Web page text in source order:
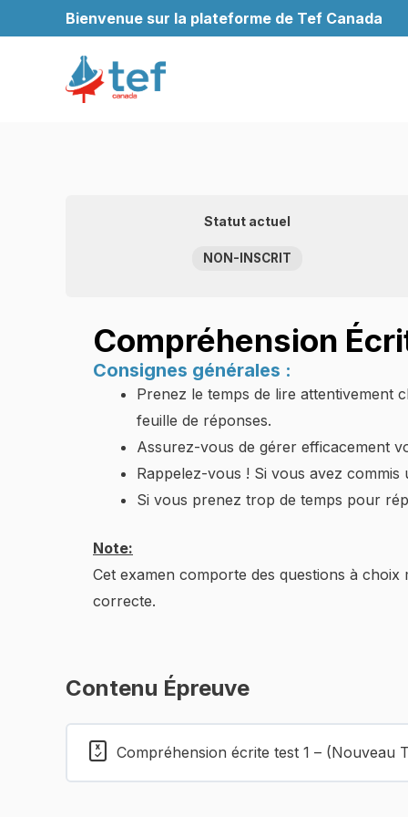
au
Bienvenue sur la plateforme de Tef Canada
Statut actuel
NON-INSCRIT
Compréhension
Consignes générales :
Prenez le temps de lire attentivement
feuille de réponses.
Assurez-vous de gérer efficacement
Rappelez-vous ! Si vous avez
Si vous prenez trop de temps pour
Note:
Cet examen comporte des questions à
correcte.
Contenu Épreuve
Compréhension écrite test 1 – (Nouveau